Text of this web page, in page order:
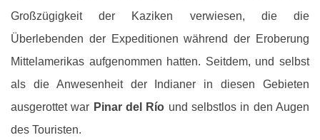
Großzügigkeit der Kaziken verwiesen, die die
Überlebenden der Expeditionen während der Eroberung
Mittelamerikas aufgenommen hatten. Seitdem, und selbst
als die Anwesenheit der Indianer in diesen Gebieten
ausgerottet war Pinar del Río und selbstlos in den Augen
des Touristen.